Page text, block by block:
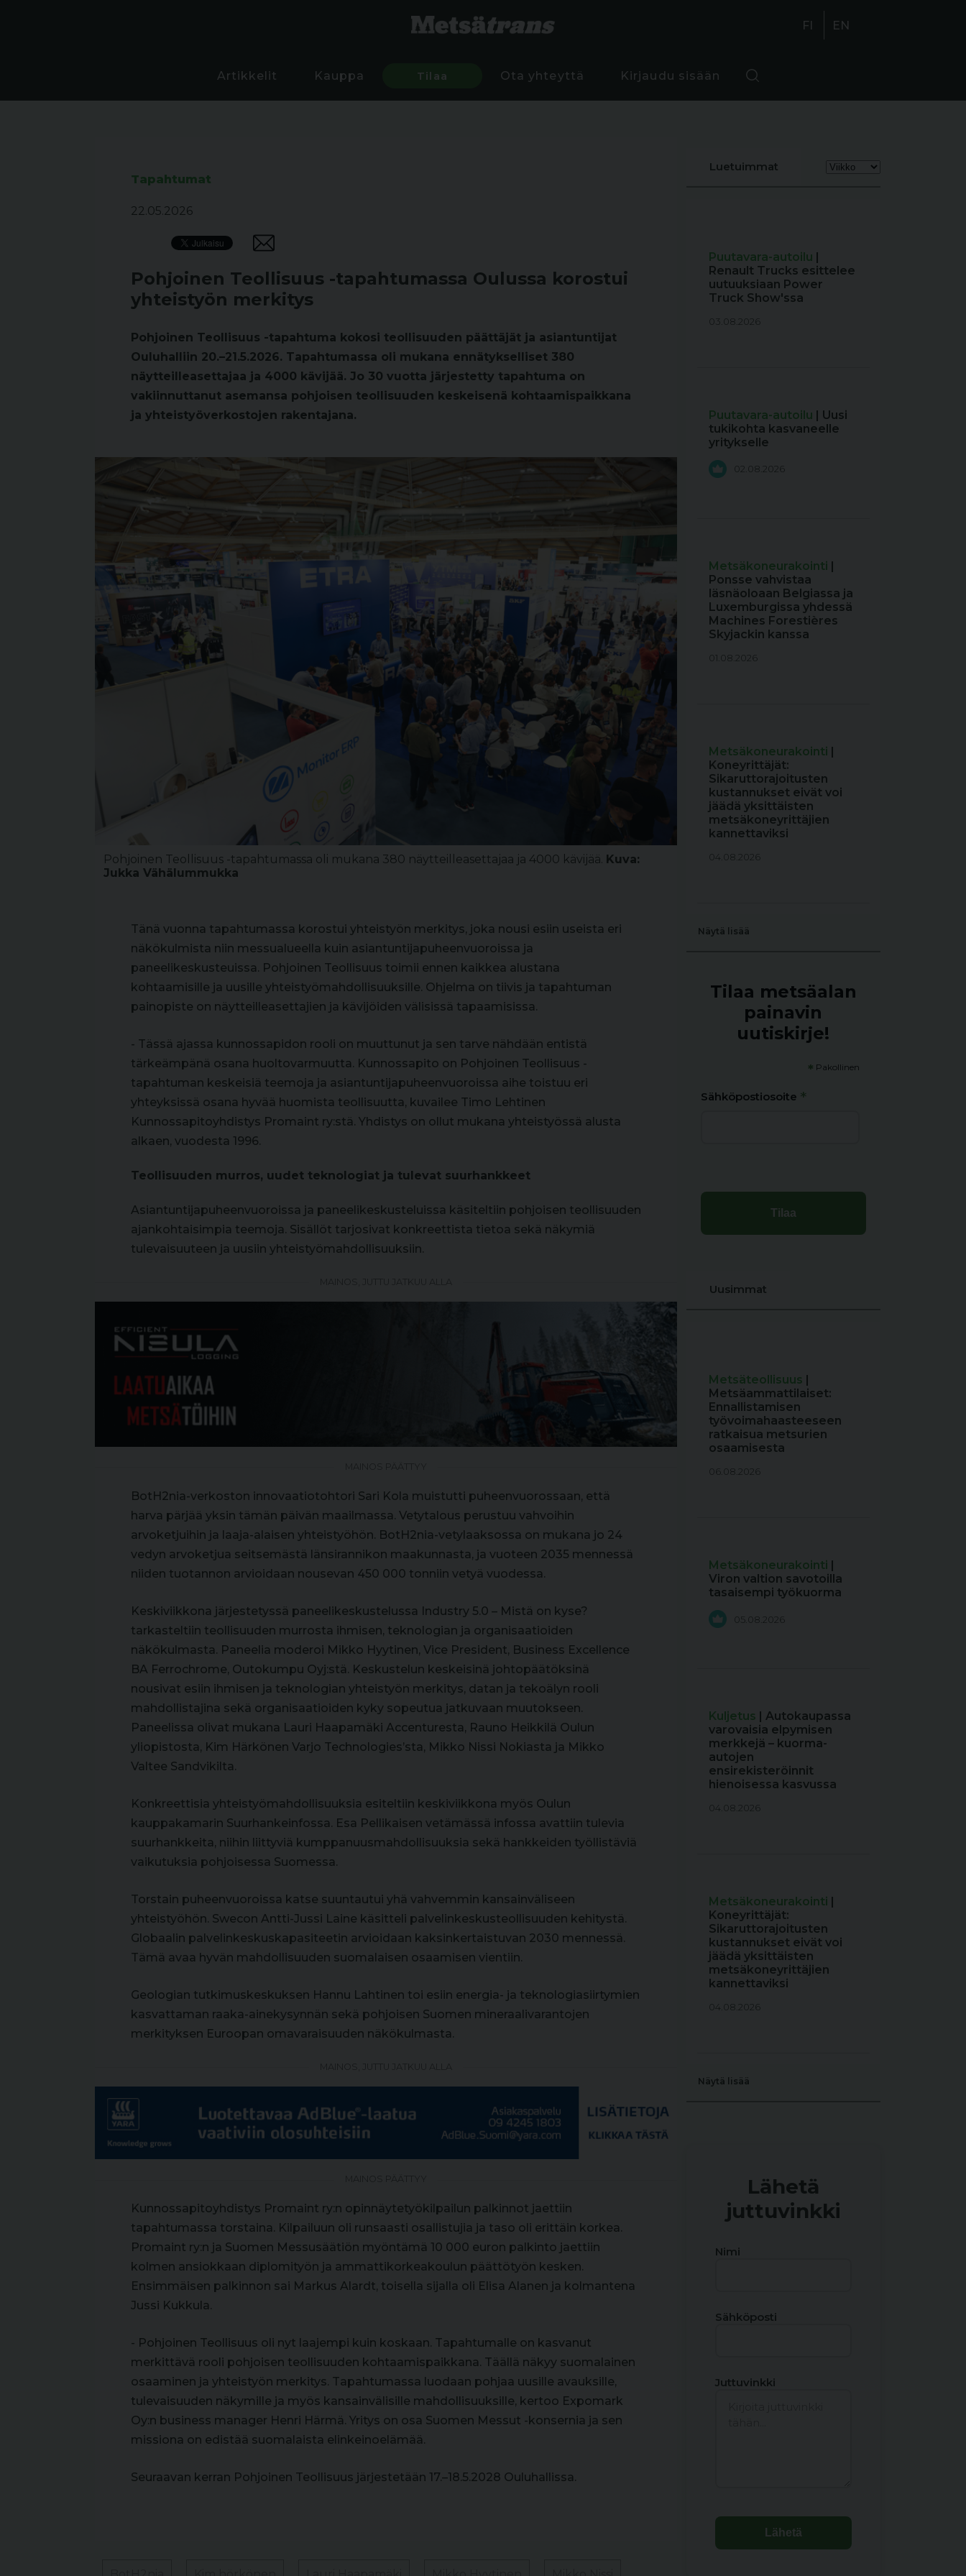
FI EN
Artikkelit Kauppa Tilaa Ota yhteyttä Kirjaudu sisään
Tapahtumat
22.05.2026
Pohjoinen Teollisuus -tapahtumassa Oulussa korostui
yhteistyön merkitys
Pohjoinen Teollisuus -tapahtuma kokosi teollisuuden päättäjät ja asiantuntijat
Ouluhalliin 20.–21.5.2026. Tapahtumassa oli mukana ennätykselliset 380
näytteilleasettajaa ja 4000 kävijää. Jo 30 vuotta järjestetty tapahtuma on
vakiinnuttanut asemansa pohjoisen teollisuuden keskeisenä kohtaamispaikkana
ja yhteistyöverkostojen rakentajana.
Pohjoinen Teollisuus -tapahtumassa oli mukana 380 näytteilleasettajaa ja 4000 kävijää. Kuva:
Jukka Vähälummukka
Tänä vuonna tapahtumassa korostui yhteistyön merkitys, joka nousi esiin useista eri
näkökulmista niin messualueella kuin asiantuntijapuheenvuoroissa ja
paneelikeskusteuissa. Pohjoinen Teollisuus toimii ennen kaikkea alustana
kohtaamisille ja uusille yhteistyömahdollisuuksille. Ohjelma on tiivis ja tapahtuman
painopiste on näytteilleasettajien ja kävijöiden välisissä tapaamisissa.
- Tässä ajassa kunnossapidon rooli on muuttunut ja sen tarve nähdään entistä
tärkeämpänä osana huoltovarmuutta. Kunnossapito on Pohjoinen Teollisuus -
tapahtuman keskeisiä teemoja ja asiantuntijapuheenvuoroissa aihe toistuu eri
yhteyksissä osana hyvää huomista teollisuutta, kuvailee Timo Lehtinen
Kunnossapitoyhdistys Promaint ry:stä. Yhdistys on ollut mukana yhteistyössä alusta
alkaen, vuodesta 1996.
Teollisuuden murros, uudet teknologiat ja tulevat suurhankkeet
Asiantuntijapuheenvuoroissa ja paneelikeskusteluissa käsiteltiin pohjoisen teollisuuden
ajankohtaisimpia teemoja. Sisällöt tarjosivat konkreettista tietoa sekä näkymiä
tulevaisuuteen ja uusiin yhteistyömahdollisuuksiin.
BotH2nia-verkoston innovaatiotohtori Sari Kola muistutti puheenvuorossaan, että
harva pärjää yksin tämän päivän maailmassa. Vetytalous perustuu vahvoihin
arvoketjuihin ja laaja-alaisen yhteistyöhön. BotH2nia-vetylaaksossa on mukana jo 24
vedyn arvoketjua seitsemästä länsirannikon maakunnasta, ja vuoteen 2035 mennessä
niiden tuotannon arvioidaan nousevan 450 000 tonniin vetyä vuodessa.
Keskiviikkona järjestetyssä paneelikeskustelussa Industry 5.0 – Mistä on kyse?
tarkasteltiin teollisuuden murrosta ihmisen, teknologian ja organisaatioiden
näkökulmasta. Paneelia moderoi Mikko Hyytinen, Vice President, Business Excellence
BA Ferrochrome, Outokumpu Oyj:stä. Keskustelun keskeisinä johtopäätöksinä
nousivat esiin ihmisen ja teknologian yhteistyön merkitys, datan ja tekoälyn rooli
mahdollistajina sekä organisaatioiden kyky sopeutua jatkuvaan muutokseen.
Paneelissa olivat mukana Lauri Haapamäki Accenturesta, Rauno Heikkilä Oulun
yliopistosta, Kim Härkönen Varjo Technologies’sta, Mikko Nissi Nokiasta ja Mikko
Valtee Sandvikilta.
Konkreettisia yhteistyömahdollisuuksia esiteltiin keskiviikkona myös Oulun
kauppakamarin Suurhankeinfossa. Esa Pellikaisen vetämässä infossa avattiin tulevia
suurhankkeita, niihin liittyviä kumppanuusmahdollisuuksia sekä hankkeiden työllistäviä
vaikutuksia pohjoisessa Suomessa.
Torstain puheenvuoroissa katse suuntautui yhä vahvemmin kansainväliseen
yhteistyöhön. Swecon Antti-Jussi Laine käsitteli palvelinkeskusteollisuuden kehitystä.
Globaalin palvelinkeskuskapasiteetin arvioidaan kaksinkertaistuvan 2030 mennessä.
Tämä avaa hyvän mahdollisuuden suomalaisen osaamisen vientiin.
Geologian tutkimuskeskuksen Hannu Lahtinen toi esiin energia- ja teknologiasiirtymien
kasvattaman raaka-ainekysynnän sekä pohjoisen Suomen mineraalivarantojen
merkityksen Euroopan omavaraisuuden näkökulmasta.
Kunnossapitoyhdistys Promaint ry:n opinnäytetyökilpailun palkinnot jaettiin
tapahtumassa torstaina. Kilpailuun oli runsaasti osallistujia ja taso oli erittäin korkea.
Promaint ry:n ja Suomen Messusäätiön myöntämä 10 000 euron palkinto jaettiin
kolmen ansiokkaan diplomityön ja ammattikorkeakoulun päättötyön kesken.
Ensimmäisen palkinnon sai Markus Alardt, toisella sijalla oli Elisa Alanen ja kolmantena
Jussi Kukkula.
- Pohjoinen Teollisuus oli nyt laajempi kuin koskaan. Tapahtumalle on kasvanut
merkittävä rooli pohjoisen teollisuuden kohtaamispaikkana. Täällä näkyy suomalainen
osaaminen ja yhteistyön merkitys. Tapahtumassa luodaan pohjaa uusille avauksille,
tulevaisuuden näkymille ja myös kansainvälisille mahdollisuuksille, kertoo Expomark
Oy:n business manager Henri Härmä. Yritys on osa Suomen Messut -konsernia ja sen
missiona on edistää suomalaista elinkeinoelämää.
Seuraavan kerran Pohjoinen Teollisuus järjestetään 17.–18.5.2028 Ouluhallissa.
Luetuimmat
Puutavara-autoilu |
Renault Trucks esittelee
uutuuksiaan Power
Truck Show'ssa
03.08.2026
Puutavara-autoilu | Uusi
tukikohta kasvaneelle
yritykselle
02.08.2026
Metsäkoneurakointi |
Ponsse vahvistaa
läsnäoloaan Belgiassa ja
Luxemburgissa yhdessä
Machines Forestières
Skyjackin kanssa
01.08.2026
Metsäkoneurakointi |
Koneyrittäjät:
Sikaruttorajoitusten
kustannukset eivät voi
jäädä yksittäisten
metsäkoneyrittäjien
kannettaviksi
04.08.2026
Näytä lisää
Tilaa metsäalan
painavin
uutiskirje!
* Pakollinen
Sähköpostiosoite *
Uusimmat
Metsäteollisuus |
Metsäammattilaiset:
Ennallistamisen
työvoimahaasteeseen
ratkaisua metsurien
osaamisesta
06.08.2026
Metsäkoneurakointi |
Viron valtion savotoilla
tasaisempi työkuorma
05.08.2026
Kuljetus | Autokaupassa
varovaisia elpymisen
merkkejä – kuorma-
autojen
ensirekisteröinnit
hienoisessa kasvussa
04.08.2026
Metsäkoneurakointi |
Koneyrittäjät:
Sikaruttorajoitusten
kustannukset eivät voi
jäädä yksittäisten
metsäkoneyrittäjien
kannettaviksi
04.08.2026
Näytä lisää
Lähetä
juttuvinkki
Nimi
Sähköposti
Juttuvinkki
Lähetä